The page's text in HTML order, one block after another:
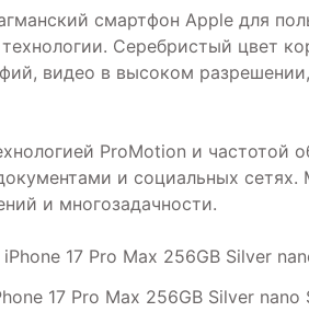
смартфон Apple для
Серебристый цвет
видео в высоком
ProMotion и частотой
и социальных
и многозадачности.
17 Pro Max 256GB Silver nano